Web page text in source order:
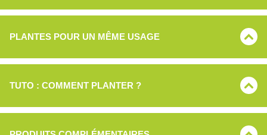
PLANTES POUR UN MÊME USAGE
TUTO : COMMENT PLANTER ?